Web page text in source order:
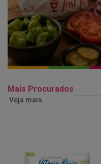
Mais Procurados
Veja mais